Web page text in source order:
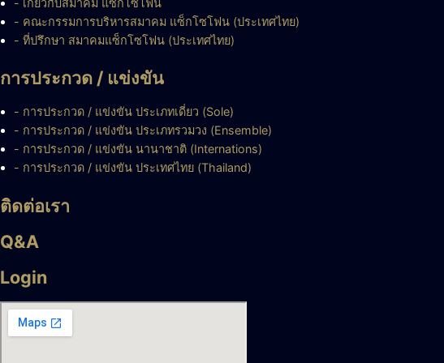
- คณะกรรมการบริหารสมาคม แซ็กโซโฟน (ประเทศไทย)
- ที่ปรึกษา สมาคมแซ็กโซโฟน (ประเทศไทย)
การประกวด / แข่งขัน
- การประกวด / แข่งขัน ประเภทเดี่ยว (Sole)
- การประกวด / แข่งขัน ประเภทรวมวง (Ensemble)
- การประกวด / แข่งขัน นานาชาติ (Internations)
- การประกวด / แข่งขัน ประเทศไทย (Thailand)
ติดต่อเรา
Q&A
Login